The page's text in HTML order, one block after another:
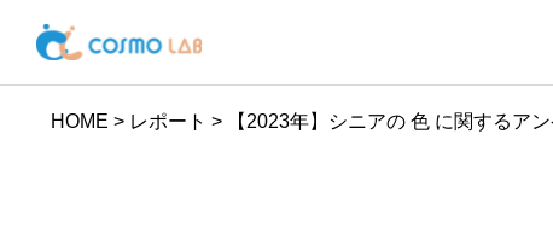
HOME > レポート > 【2023年】シニアの 色 に関するア